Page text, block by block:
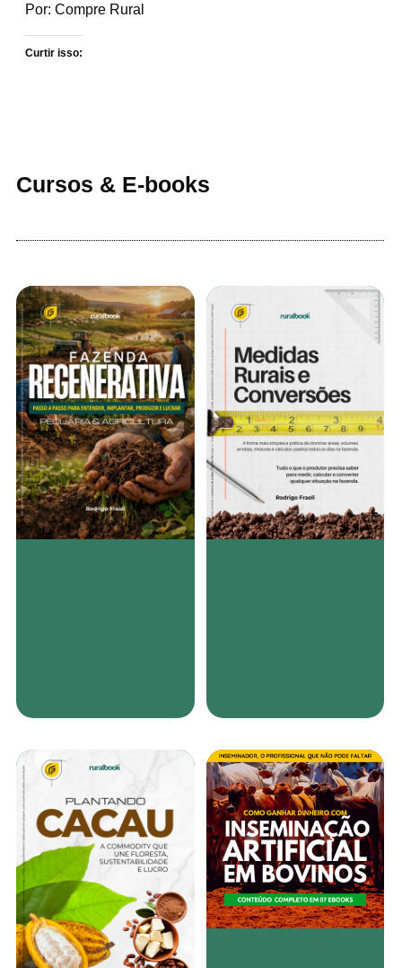
Por: Compre Rural
Curtir isso:
Cursos & E-books